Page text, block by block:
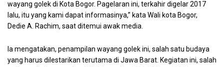
wayang golek di Kota Bogor. Pagelaran ini, terkahir digelar 2017
lalu, itu yang kami dapat informasinya,” kata Wali kota Bogor,
Dedie A. Rachim, saat ditemui awak media.
Ia mengatakan, penampilan wayang golek ini, salah satu budaya
yang harus dilestarikan terutama di Jawa Barat. Kegiatan ini, salah